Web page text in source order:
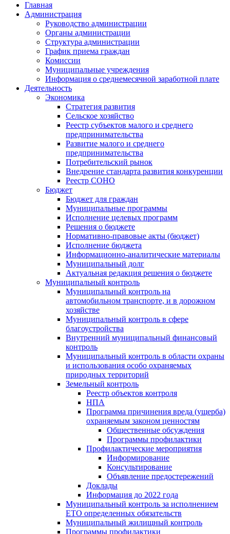
Главная
Администрация
Руководство администрации
Органы администрации
Структура администрации
График приема граждан
Комиссии
Муниципальные учреждения
Информация о среднемесячной заработной плате
Деятельность
Экономика
Стратегия развития
Сельское хозяйство
Реестр субъектов малого и среднего
предпринимательства
Развитие малого и среднего
предпринимательства
Потребительский рынок
Внедрение стандарта развития конкуренции
Реестр СОНО
Бюджет
Бюджет для граждан
Муниципальные программы
Исполнение целевых программ
Решения о бюджете
Нормативно-правовые акты (бюджет)
Исполнение бюджета
Информационно-аналитические материалы
Муниципальный долг
Актуальная редакция решения о бюджете
Муниципальный контроль
Муниципальный контроль на
автомобильном транспорте, и в дорожном
хозяйстве
Муниципальный контроль в сфере
благоустройства
Внутренний муниципальный финансовый
контроль
Муниципальный контроль в области охраны
и использования особо охраняемых
природных территорий
Земельный контроль
Реестр объектов контроля
НПА
Программа причинения вреда (ущерба)
охраняемым законом ценностям
Общественные обсуждения
Программы профилактики
Профилактические мероприятия
Информирование
Консультирование
Объявление предостережений
Доклады
Информация до 2022 года
Муниципальный контроль за исполнением
ЕТО определенных обязательств
Муниципальный жилищный контроль
Программы профилактики